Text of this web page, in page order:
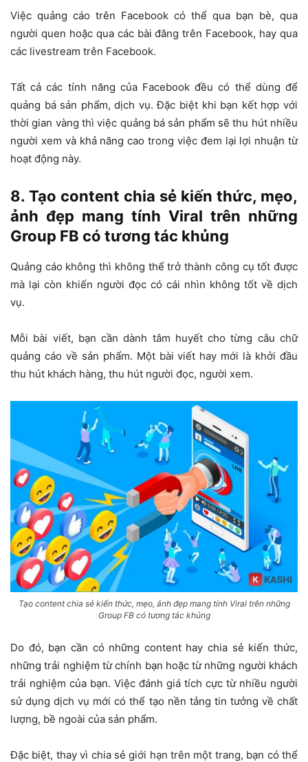
Việc quảng cáo trên Facebook có thể qua bạn bè, qua
người quen hoặc qua các bài đăng trên Facebook, hay qua
các livestream trên Facebook.
Tất cả các tính năng của Facebook đều có thể dùng để
quảng bá sản phẩm, dịch vụ. Đặc biệt khi bạn kết hợp với
thời gian vàng thì việc quảng bá sản phẩm sẽ thu hút nhiều
người xem và khả năng cao trong việc đem lại lợi nhuận từ
hoạt động này.
8. Tạo content chia sẻ kiến thức, mẹo,
ảnh đẹp mang tính Viral trên những
Group FB có tương tác khủng
Quảng cáo không thì không thể trở thành công cụ tốt được
mà lại còn khiến người đọc có cái nhìn không tốt về dịch
vụ.
Mỗi bài viết, bạn cần dành tâm huyết cho từng câu chữ
quảng cáo về sản phẩm. Một bài viết hay mới là khởi đầu
thu hút khách hàng, thu hút người đọc, người xem.
Tạo content chia sẻ kiến thức, mẹo, ảnh đẹp mang tính Viral trên những
Group FB có tương tác khủng
Do đó, bạn cần có những content hay chia sẻ kiến thức,
những trải nghiệm từ chính bạn hoặc từ những người khách
trải nghiệm của bạn. Việc đánh giá tích cực từ nhiều người
sử dụng dịch vụ mới có thể tạo nền tảng tin tưởng về chất
lượng, bề ngoài của sản phẩm.
Đặc biệt, thay vì chia sẻ giới hạn trên một trang, bạn có thể